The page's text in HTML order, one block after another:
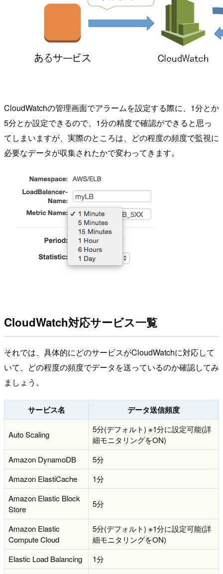
CloudWatchの管理画面でアラームを設定する際に、1分とか
5分とか設定できるので、1分の精度で確認ができると思っ
てしまいますが、実際のところは、どの程度の頻度で監視に
必要なデータが収集されたかで変わってきます。
CloudWatch対応サービス一覧
それでは、具体的にどのサービスがCloudWatchに対応して
いて、どの程度の頻度でデータを送っているのか確認してみ
ましょう。
サービス名 データ送信頻度
Auto Scaling
5分(デフォルト) ※1分に設定可能(詳
細モニタリングをON)
Amazon DynamoDB
5分
Amazon ElastiCache
1分
Amazon Elastic Block
Store
5分
Amazon Elastic
Compute Cloud
5分(デフォルト) ※1分に設定可能(詳
細モニタリングをON)
Elastic Load Balancing
1分